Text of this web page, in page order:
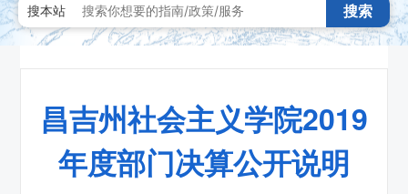
搜本站 搜索
昌吉州社会主义学院2019
年度部门决算公开说明